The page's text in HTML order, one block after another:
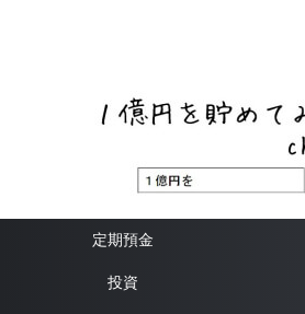
定期預金
投資